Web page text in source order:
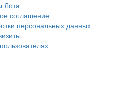
Лота
соглашение
персональных данных